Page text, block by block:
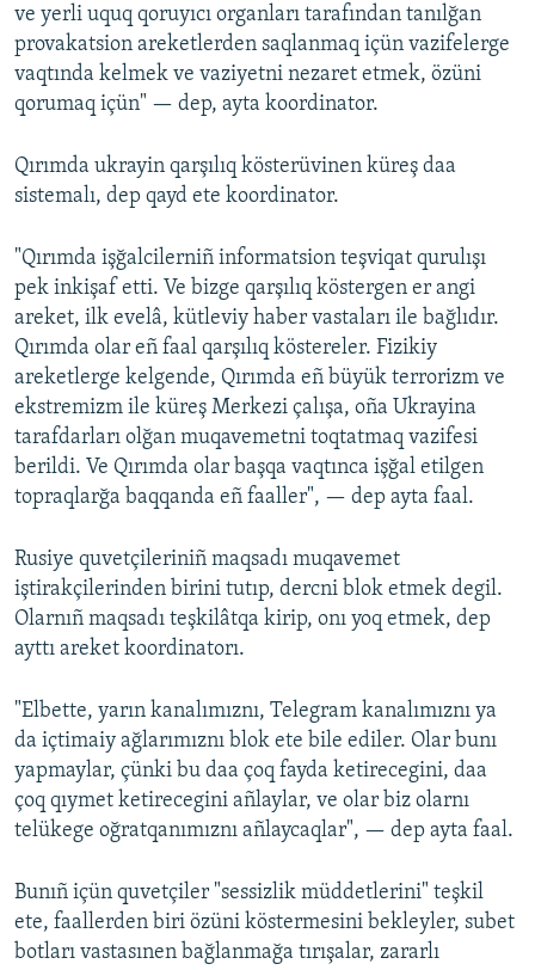
ve yerli uquq qoruyıcı organları tarafından tanılğan
provakatsion areketlerden saqlanmaq içün vazifelerge
vaqtında kelmek ve vaziyetni nezaret etmek, özüni
qorumaq içün" — dep, ayta koordinator.
Qırımda ukrayin qarşılıq kösterüvinen küreş daa
sistemalı, dep qayd ete koordinator.
"Qırımda işğalcilerniñ informatsion teşviqat qurulışı
pek inkişaf etti. Ve bizge qarşılıq köstergen er angi
areket, ilk evelâ, kütleviy haber vastaları ile bağlıdır.
Qırımda olar eñ faal qarşılıq köstereler. Fizikiy
areketlerge kelgende, Qırımda eñ büyük terrorizm ve
ekstremizm ile küreş Merkezi çalışa, oña Ukrayina
tarafdarları olğan muqavemetni toqtatmaq vazifesi
berildi. Ve Qırımda olar başqa vaqtınca işğal etilgen
topraqlarğa baqqanda eñ faaller", — dep ayta faal.
Rusiye quvetçileriniñ maqsadı muqavemet
iştirakçilerinden birini tutıp, dercni blok etmek degil.
Olarnıñ maqsadı teşkilâtqa kirip, onı yoq etmek, dep
ayttı areket koordinatorı.
"Elbette, yarın kanalımıznı, Telegram kanalımıznı ya
da içtimaiy ağlarımıznı blok ete bile ediler. Olar bunı
yapmaylar, çünki bu daa çoq fayda ketirecegini, daa
çoq qıymet ketirecegini añlaylar, ve olar biz olarnı
telükege oğratqanımıznı añlaycaqlar", — dep ayta faal.
Bunıñ içün quvetçiler "sessizlik müddetlerini" teşkil
ete, faallerden biri özüni köstermesini bekleyler, subet
botları vastasınen bağlanmağa tırışalar, zararlı